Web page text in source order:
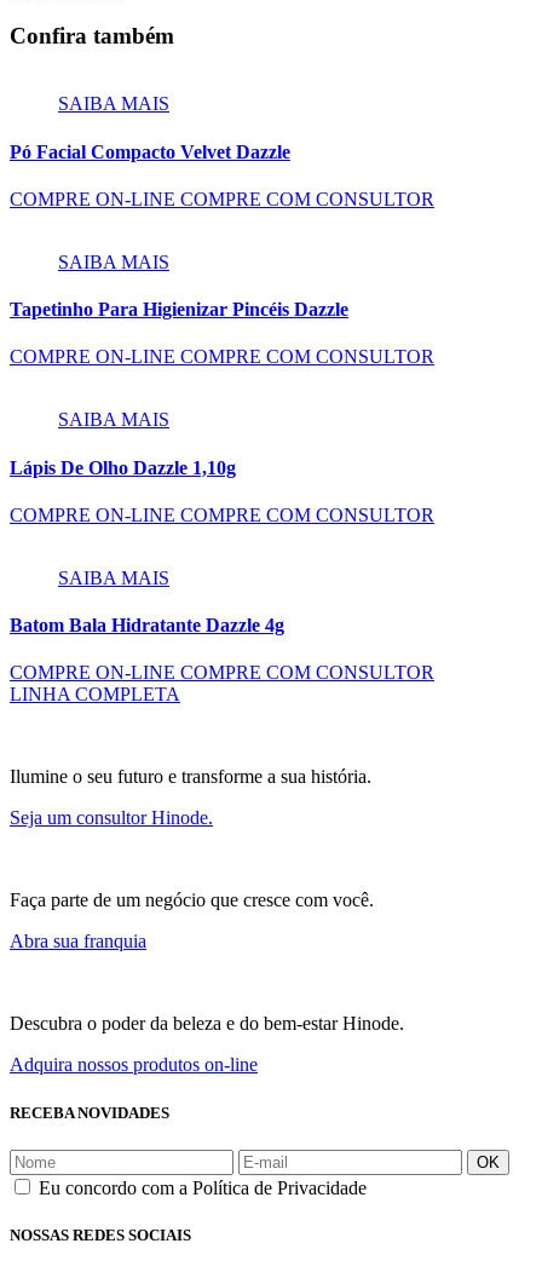
Confira também
SAIBA MAIS
Pó Facial Compacto Velvet Dazzle
COMPRE ON-LINE COMPRE COM CONSULTOR
SAIBA MAIS
Tapetinho Para Higienizar Pincéis Dazzle
COMPRE ON-LINE COMPRE COM CONSULTOR
SAIBA MAIS
Lápis De Olho Dazzle 1,10g
COMPRE ON-LINE COMPRE COM CONSULTOR
SAIBA MAIS
Batom Bala Hidratante Dazzle 4g
COMPRE ON-LINE COMPRE COM CONSULTOR
LINHA COMPLETA
Ilumine o seu futuro e transforme a sua história.
Seja um consultor Hinode.
Faça parte de um negócio que cresce com você.
Abra sua franquia
Descubra o poder da beleza e do bem-estar Hinode.
Adquira nossos produtos on-line
RECEBA NOVIDADES
OK
Eu concordo com a Política de Privacidade
NOSSAS REDES SOCIAIS